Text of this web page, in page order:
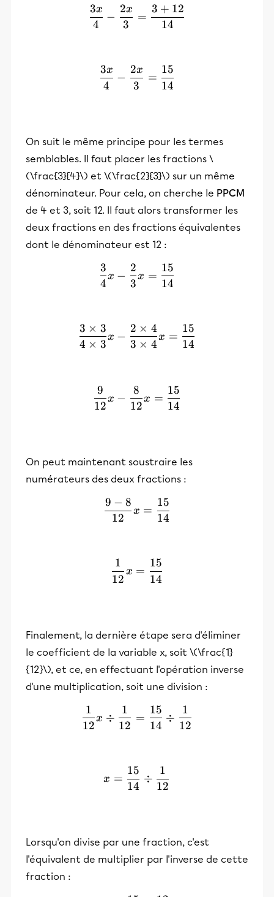
\frac{3x}{4}-
4
3x
−
3
2x
=
14
3 + 12
\frac{3x}{4}-
4
3x
−
3
2x
=
14
15
On suit le même principe pour les termes
semblables. Il faut placer les fractions \
(\frac{3}{4}\) et \(\frac{2}{3}\) sur un même
dénominateur. Pour cela, on cherche le PPCM
de 4 et 3, soit 12. Il faut alors transformer les
deux fractions en des fractions équivalentes
dont le dénominateur est 12 :
\frac{3}{4}x-
4
3
x −
3
2
x =
14
15
4 × 3
3 × 3
x −
3 × 4
2 × 4
x =
14
15
\frac{9}{12}x-
12
9
x −
12
8
x =
14
15
On peut maintenant soustraire les
numérateurs des deux fractions :
\frac{9-8}{12}x=
12
9 − 8
x =
14
15
\frac{1}{12}x=
12
1
x =
14
15
Finalement, la dernière étape sera d'éliminer
le coefficient de la variable x, soit \(\frac{1}
{12}\), et ce, en effectuant l'opération inverse
d'une multiplication, soit une division :
\frac{1}{12}x \div
12
1
x ÷
12
1
=
14
15
÷
12
1
x= \frac{15}{14} \div
x =
14
15
÷
12
1
Lorsqu'on divise par une fraction, c'est
l'équivalent de multiplier par l'inverse de cette
fraction :